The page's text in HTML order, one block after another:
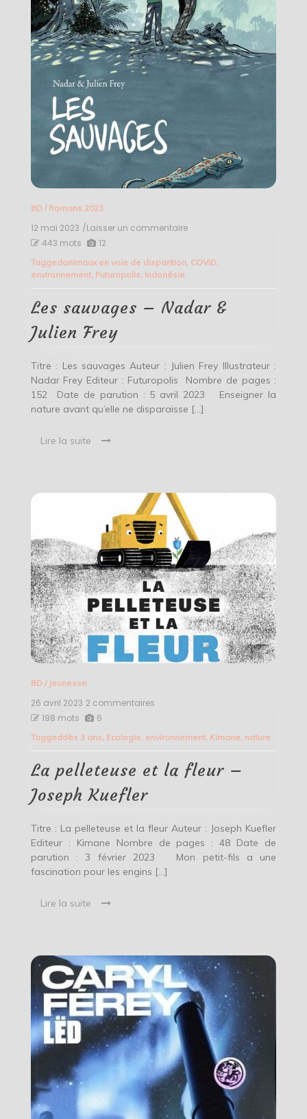
BD/ Romans 2023
12 mai 2023 /Laisser un commentaireon
–
Julien
Frey
443 mots 12
Taggedanimaux en voie de disparition, COVID,
environnement, Futuropolis Indonésie
Les sauvages – Nadar &
Julien Frey
Titre : Les sauvages Auteur : Julien Frey Illustrateur :
Nadar Frey Editeur : Futuropolis Nombre de pages :
152 Date de parution : 5 avril 2023 Enseigner la
nature avant qu’elle ne disparaisse […]
Lire la suite
BD/ Jeunesse
26 avril 2023 2 commentaires
et
fleur
–
198 mots 6
Taggeddès 3 ans Ecologie, environnement, Kimane, nature
La pelleteuse et la fleur –
Joseph Kuefler
Titre : La pelleteuse et la fleur Auteur : Joseph Kuefler
Editeur : Kimane Nombre de pages : 48 Date de
parution : 3 février 2023 Mon petit-fils a une
fascination pour les engins […]
Lire la suite